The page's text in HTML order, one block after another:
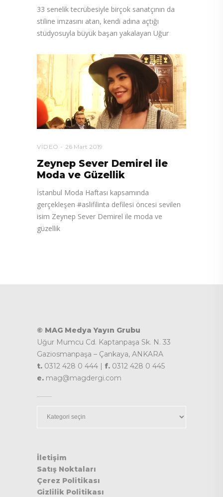
33 senelik tecrübesiyle birçok sanatçının da
stiline imzasını atan, kendi adına açtığı
stüdyosuyla büyük başarı yakalayan Uğur
VIDEO 26 Mart 2019
Zeynep Sever Demirel ile
Moda ve Güzellik
İstanbul Moda Haftası kapsamında
gerçekleşen #aslifilinta defilesi öncesi sevilen
isim Zeynep Sever Demirel ile moda ve
güzellik
© MAG Medya Yayın Grubu
Uğur Mumcu Cd. Kaptanpaşa Sk. N. 33
Gaziosmanpaşa – Çankaya, ANKARA
t. 0312 428 0 444 | f. 0312 428 0 445
e. mag@magdergi.com
İletişim
Satış Noktaları
Çerez Politikası
Gizlilik Politikası